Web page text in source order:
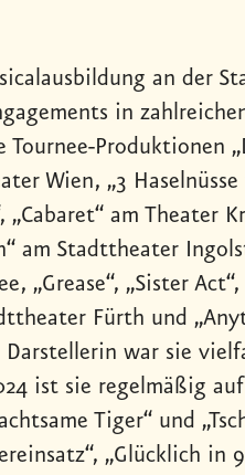
an der
in
Produktionen
Wien, „3
am Theater
am Stadttheater
„Grease“, „Sister
Fürth und
war sie
ist sie regelmäßig
Tiger“ und
„Glücklich in